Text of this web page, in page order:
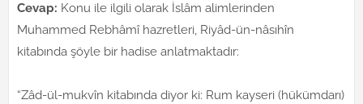
Cevap: Konu ile ilgili olarak İslâm alimlerinden
Muhammed Rebhâmî hazretleri, Riyâd-ün-nâsıhîn
kitabında şöyle bir hadise anlatmaktadır:
“Zâd-ül-mukvîn kitabında diyor ki: Rum kayseri (hükümdarı)